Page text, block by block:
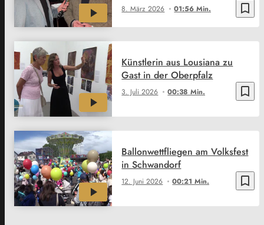
bookmark_border
8. März 2026 01:56 Min.
bookmark_border
3. Juli 2026 00:38 Min.
Künstlerin aus Lousiana zu
Gast in der Oberpfalz
bookmark_border
12. Juni 2026 00:21 Min.
Ballonwettfliegen am Volksfest
in Schwandorf